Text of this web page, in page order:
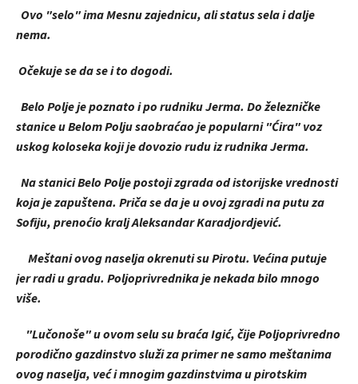
Ovo "selo" ima Mesnu zajednicu, ali status sela i dalje
nema.
Očekuje se da se i to dogodi.
Belo Polje je poznato i po rudniku Jerma. Do železničke
stanice u Belom Polju saobraćao je popularni "Ćira" voz
uskog koloseka koji je dovozio rudu iz rudnika Jerma.
Na stanici Belo Polje postoji zgrada od istorijske vrednosti
koja je zapuštena. Priča se da je u ovoj zgradi na putu za
Sofiju, prenoćio kralj Aleksandar Karadjordjević.
Meštani ovog naselja okrenuti su Pirotu. Većina putuje
jer radi u gradu. Poljoprivrednika je nekada bilo mnogo
više.
"Lučonoše" u ovom selu su braća Igić, čije Poljoprivredno
porodično gazdinstvo služi za primer ne samo meštanima
ovog naselja, već i mnogim gazdinstvima u pirotskim